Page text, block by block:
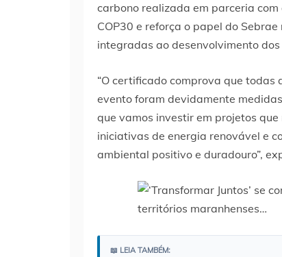
carbono realizada em parceria
COP30 e reforça o papel do
integradas ao desenvolvimento
“O certificado comprova que todas
evento foram devidamente
que vamos investir em projetos
iniciativas de energia renovável e
ambiental positivo e duradouro”,
📖 LEIA TAMBÉM: